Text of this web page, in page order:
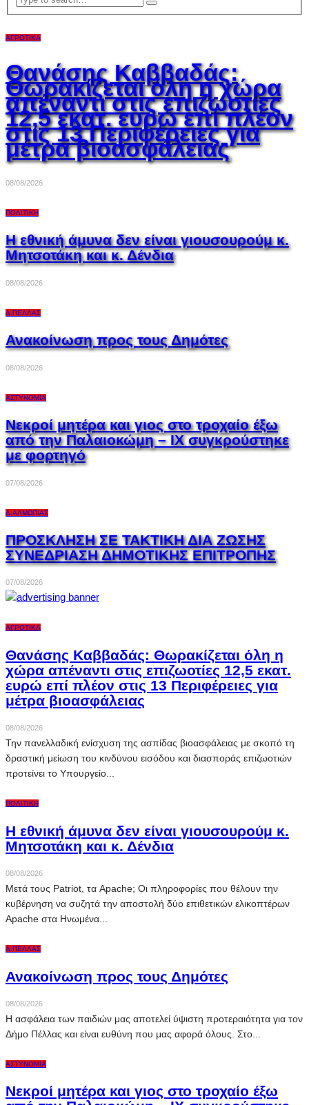
ΑΓΡΟΤΙΚΆ
Θανάσης Καββαδάς:
Θωρακίζεται όλη η χώρα
απέναντι στις επιζωοτίες
12,5 εκατ. ευρώ επί πλέον
στις 13 Περιφέρειες για
μέτρα βιοασφάλειας
08/08/2026
ΠΟΛΙΤΙΚΉ
Η εθνική άμυνα δεν είναι γιουσουρούμ κ.
Μητσοτάκη και κ. Δένδια
08/08/2026
Δ.ΠΈΛΛΑΣ
Ανακοίνωση προς τους Δημότες
08/08/2026
ΑΣΤΥΝΟΜΊΑ
Νεκροί μητέρα και γιος στο τροχαίο έξω
από την Παλαιοκώμη – ΙΧ συγκρούστηκε
με φορτηγό
07/08/2026
Δ.ΑΛΜΩΠΊΑΣ
ΠΡΟΣΚΛΗΣΗ ΣΕ ΤΑΚΤΙΚΗ ΔΙΑ ΖΩΣΗΣ
ΣΥΝΕΔΡΙΑΣΗ ΔΗΜΟΤΙΚΗΣ ΕΠΙΤΡΟΠΗΣ
07/08/2026
ΑΓΡΟΤΙΚΆ
Θανάσης Καββαδάς: Θωρακίζεται όλη η
χώρα απέναντι στις επιζωοτίες 12,5 εκατ.
ευρώ επί πλέον στις 13 Περιφέρειες για
μέτρα βιοασφάλειας
08/08/2026
Την πανελλαδική ενίσχυση της ασπίδας βιοασφάλειας με σκοπό τη
δραστική μείωση του κινδύνου εισόδου και διασποράς επιζωοτιών
προτείνει το Υπουργείο...
ΠΟΛΙΤΙΚΉ
Η εθνική άμυνα δεν είναι γιουσουρούμ κ.
Μητσοτάκη και κ. Δένδια
08/08/2026
Μετά τους Patriot, τα Apache; Οι πληροφορίες που θέλουν την
κυβέρνηση να συζητά την αποστολή δύο επιθετικών ελικοπτέρων
Apache στα Ηνωμένα...
Δ.ΠΈΛΛΑΣ
Ανακοίνωση προς τους Δημότες
08/08/2026
Η ασφάλεια των παιδιών μας αποτελεί ύψιστη προτεραιότητα για τον
Δήμο Πέλλας και είναι ευθύνη που μας αφορά όλους. Στο...
ΑΣΤΥΝΟΜΊΑ
Νεκροί μητέρα και γιος στο τροχαίο έξω